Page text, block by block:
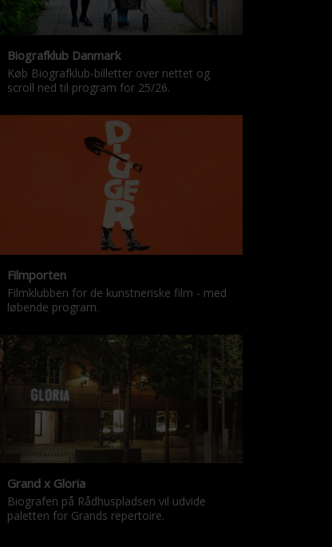
Biografklub Danmark
Køb Biografklub-billetter over nettet og
scroll ned til program for 25/26.
Filmporten
Filmklubben for de kunstneriske film - med
løbende program.
Grand x Gloria
Biografen på Rådhuspladsen vil udvide
paletten for Grands repertoire.